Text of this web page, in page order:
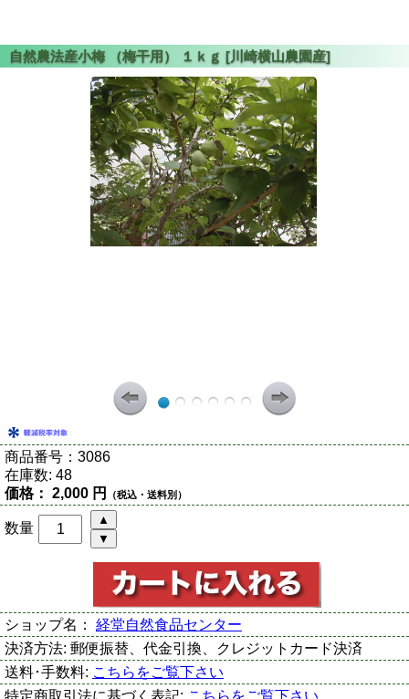
商品番号： 3086
在庫数: 48
価格： 2,000 円 （税込・送料別）
数量
ショップ名： 経堂自然食品センター
決済方法: 郵便振替、代金引換、クレジットカード決済
送料･手数料: こちらをご覧下さい
特定商取引法に基づく表記: こちらをご覧下さい